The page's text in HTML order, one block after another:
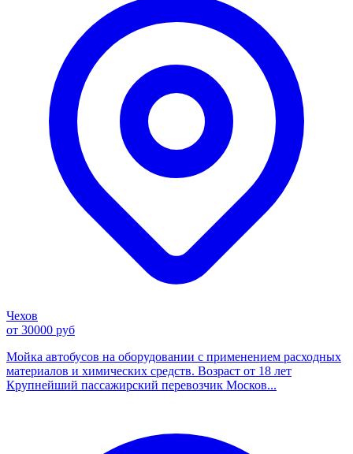
Чехов
от 30000 руб
Мойка автобусов на оборудовании с применением расходных
материалов и химических средств. Возраст от 18 лет
Крупнейший пассажирский перевозчик Москов...